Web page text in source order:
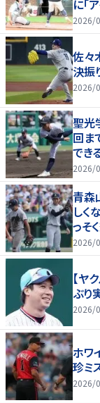
に「
争に
2026/
佐々
決振
2026/
聖光
回ま
でき
2026/
青森
しく
っそ
2026/
【ヤ
ぶり
2026/
ホワ
珍ミ
2026/